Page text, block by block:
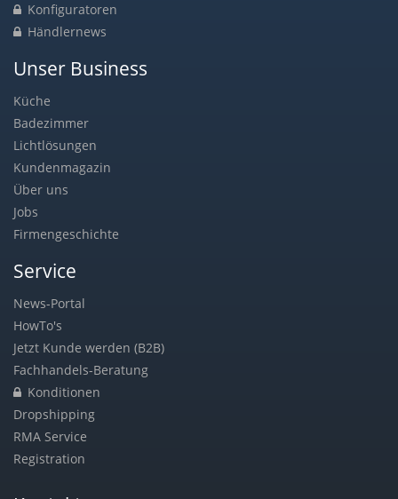
Konfiguratoren
Händlernews
Unser Business
Küche
Badezimmer
Lichtlösungen
Kundenmagazin
Über uns
Jobs
Firmengeschichte
Service
News-Portal
HowTo's
Jetzt Kunde werden (B2B)
Fachhandels-Beratung
Konditionen
Dropshipping
RMA Service
Registration